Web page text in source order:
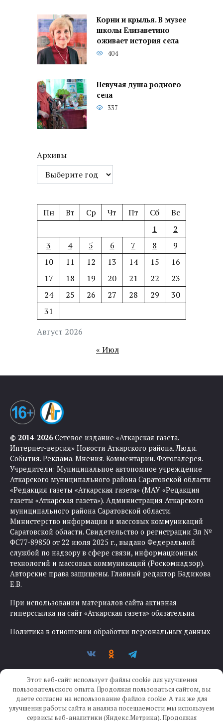
Корни и крылья. В музее
школы Елизаветино
оживает история села
404
Певучая душа родного
села
337
Архивы
Август 2026
Пн Вт Ср Чт Пт Сб
Вс
1
2
3
4 5 6 7 8
9
10
11 12 13 14 15
16
17
18 19 20 21 22
23
24
25 26 27 28 29
30
31
« Июл
© 2014-2026Сетевое издание «Аткарская газета.
Интернет-версия» Новости Аткарского района. Люди.
События. Реклама. Мнения. Комментарии. Фотогалерея.
Учредители: Муниципальное автономное учреждение
Аткарского муниципального района Саратовской области
«Редакция газеты «Аткарская газета» (МАУ «Редакция
газеты «Аткарская газета»). Администрация Аткарского
муниципального района Саратовской области.
Министерство информации и массовых коммуникаций
Саратовской области. Свидетельство о регистрации Эл №
ФС77-89850 от 22 июля 2025 г., выдано Федеральной
службой по надзору в сфере связи, информационных
технологий и массовых коммуникаций (Роскомнадзор).
Авторские права защищены. Главный редактор Бадикова
Е.В.
При использовании материалов сайта активная
гиперссылка на сайт «Аткарская газета» обязательна.
Политика в отношении обработки персональных данных
Создание сайта —IKWEB
Этот веб-сайт использует файлы cookie для улучшения
пользовательского опыта. Продолжая пользоваться сайтом, вы
даете согласие на использование файлов cookie. А так же для
улучшения работы сайта и анализа посещаемости мы используем
сервисы веб-аналитики (Яндекс.Метрика). Продолжая